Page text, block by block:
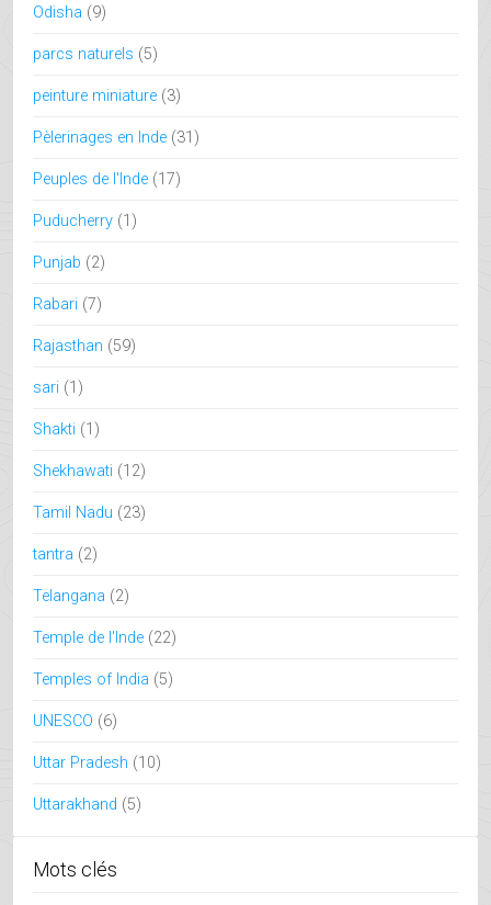
Odisha (9)
parcs naturels (5)
peinture miniature (3)
Pèlerinages en Inde (31)
Peuples de l'Inde (17)
Puducherry (1)
Punjab (2)
Rabari (7)
Rajasthan (59)
sari (1)
Shakti (1)
Shekhawati (12)
Tamil Nadu (23)
tantra (2)
Telangana (2)
Temple de l'Inde (22)
Temples of India (5)
UNESCO (6)
Uttar Pradesh (10)
Uttarakhand (5)
Mots clés